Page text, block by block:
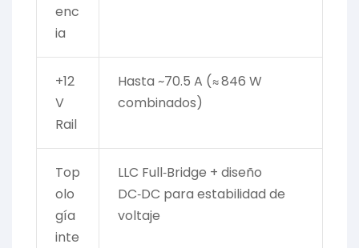
enc
ia
+12
V
Rail
Hasta ~70.5 A (≈ 846 W
combinados)
Top
olo
gía
inte
LLC Full‑Bridge + diseño
DC‑DC para estabilidad de
voltaje